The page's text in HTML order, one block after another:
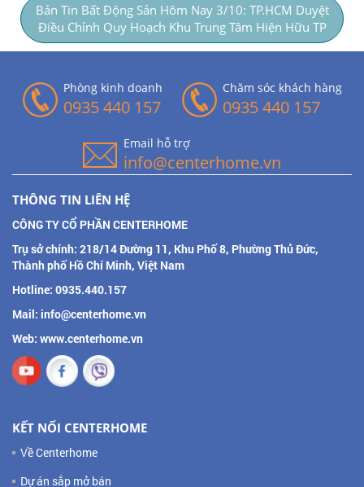
Bản Tin Bất Động Sản Hôm Nay 3/10: TP.HCM Duyệt
Điều Chỉnh Quy Hoạch Khu Trung Tâm Hiện Hữu TP
Phòng kinh doanh
0935 440 157
Chăm sóc khách hàng
0935 440 157
Email hỗ trợ
info@centerhome.vn
THÔNG TIN LIÊN HỆ
CÔNG TY CỔ PHẦN CENTERHOME
Trụ sở chính: 218/14 Đường 11, Khu Phố 8, Phường Thủ Đức,
Thành phố Hồ Chí Minh, Việt Nam
Hotline: 0935.440.157
Mail: info@centerhome.vn
Web: www.centerhome.vn
KẾT NỐI CENTERHOME
Về Centerhome
Dự án sắp mở bán